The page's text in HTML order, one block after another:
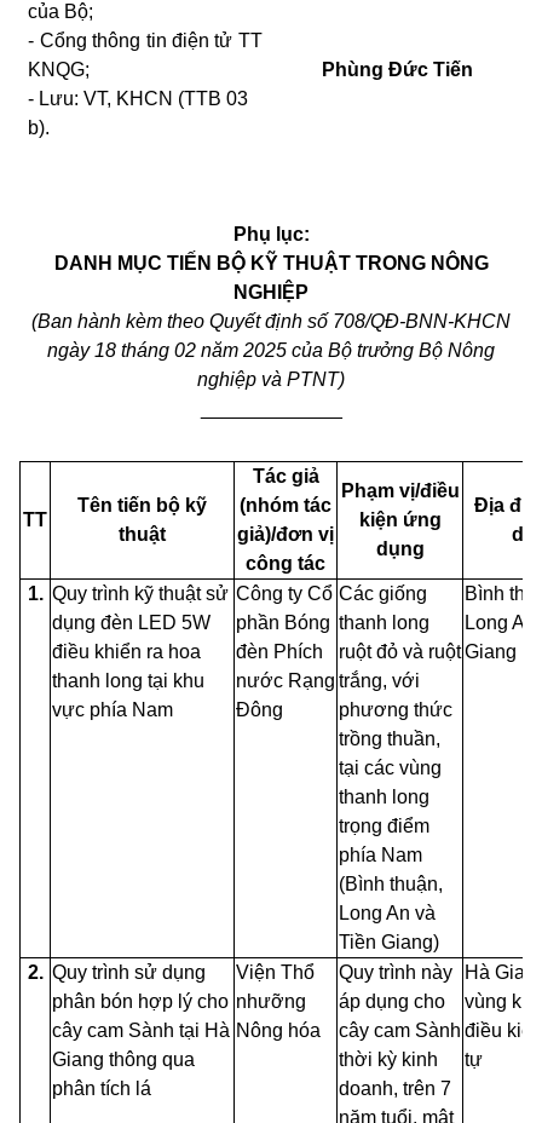
của Bộ;
- Cổng thông tin điện tử TT
KNQG;
- Lưu: VT, KHCN (TTB 03
b).
Phùng Đức Tiến
Phụ lục:
DANH MỤC TIẾN BỘ KỸ THUẬT TRONG NÔNG
NGHIỆP
(Ban hành kèm theo Quyết định số 708/QĐ-BNN-KHCN
ngày 18 tháng 02 năm 2025 của Bộ trưởng Bộ Nông
nghiệp và PTNT)
TT
Tên tiến bộ kỹ
thuật
Tác giả
(nhóm tác
giả)/đơn vị
công tác
Phạm vị/điều
kiện ứng
dụng
Địa
1. Quy trình kỹ thuật sử
dụng đèn LED 5W
điều khiển ra hoa
thanh long tại khu
vực phía Nam
Công ty Cổ
phần Bóng
đèn Phích
nước Rạng
Đông
Các giống
thanh long
ruột đỏ và ruột
trắng, với
phương thức
trồng thuần,
tại các vùng
thanh long
trọng điểm
phía Nam
(Bình thuận,
Long An và
Tiền Giang)
Bình
Long An
Giang
2. Quy trình sử dụng
phân bón hợp lý cho
cây cam Sành tại Hà
Giang thông qua
phân tích lá
Viện Thổ
nhưỡng
Nông hóa
Quy trình này
áp dụng cho
cây cam Sành
thời kỳ kinh
doanh, trên 7
năm tuổi, mật
Hà
vùng
điều
tự